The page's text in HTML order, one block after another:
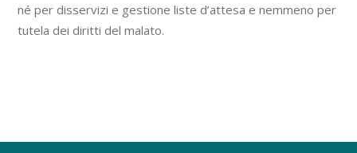
né per disservizi e gestione liste d’attesa e nemmeno per
tutela dei diritti del malato.